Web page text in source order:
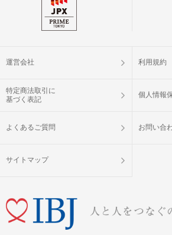
運営会社 利用規約
特定商法取引に
基づく表記
個人情報
よくあるご質問 お問い合
サイトマップ